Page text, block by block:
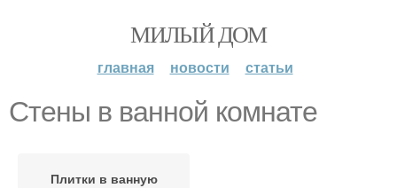
МИЛЫЙ ДОМ
главная новости статьи
Стены в ванной комнате
Плитки в ванную